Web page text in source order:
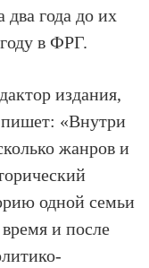
два года до их
в ФРГ.
издания,
пишет: «Внутри
жанров и
одной семьи
и после